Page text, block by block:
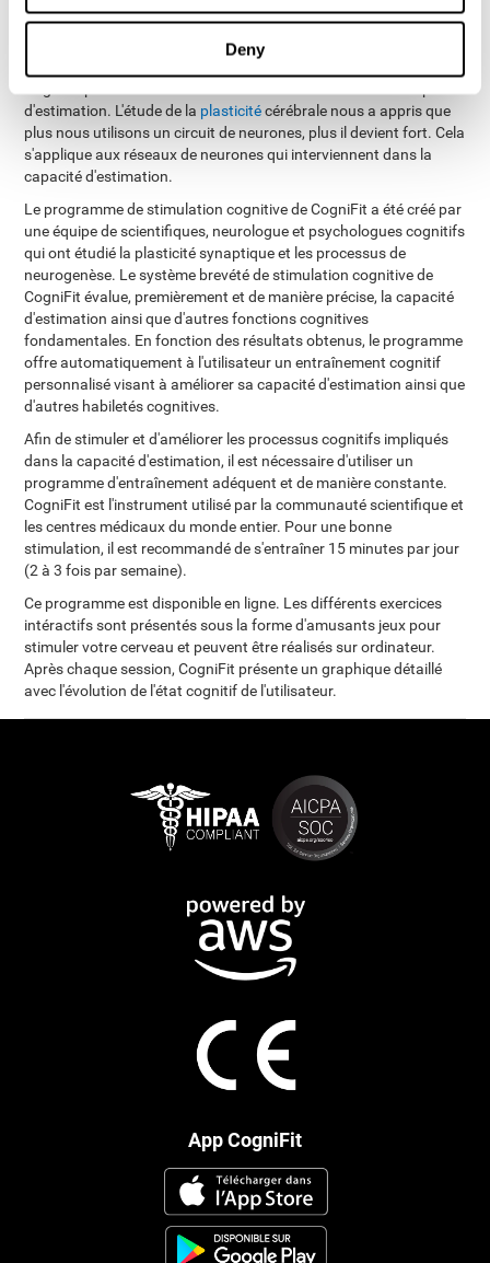
Deny
une habileté qui peut être entraînée et améliorée. CogniFit vous
d'estimation. L'étude de la plasticitécérébrale nous a appris que
plus nous utilisons un circuit de neurones, plus il devient fort. Cela
s'applique aux réseaux de neurones qui interviennent dans la
capacité d'estimation.
Le programme de stimulation cognitive de CogniFit a été créé par
une équipe de scientifiques, neurologue et psychologues cognitifs
qui ont étudié la plasticité synaptique et les processus de
neurogenèse. Le système brevété de stimulation cognitive de
CogniFit évalue, premièrement et de manière précise, la capacité
d'estimation ainsi que d'autres fonctions cognitives
fondamentales. En fonction des résultats obtenus, le programme
offre automatiquement à l'utilisateur un entraînement cognitif
personnalisé visant à améliorer sa capacité d'estimation ainsi que
d'autres habiletés cognitives.
Afin de stimuler et d'améliorer les processus cognitifs impliqués
dans la capacité d'estimation, il est nécessaire d'utiliser un
programme d'entraînement adéquent et de manière constante.
CogniFit est l'instrument utilisé par la communauté scientifique et
les centres médicaux du monde entier. Pour une bonne
stimulation, il est recommandé de s'entraîner 15 minutes par jour
(2 à 3 fois par semaine).
Ce programme est disponible en ligne. Les différents exercices
intéractifs sont présentés sous la forme d'amusants jeux pour
stimuler votre cerveau et peuvent être réalisés sur ordinateur.
Après chaque session, CogniFit présente un graphique détaillé
avec l'évolution de l'état cognitif de l'utilisateur.
App CogniFit